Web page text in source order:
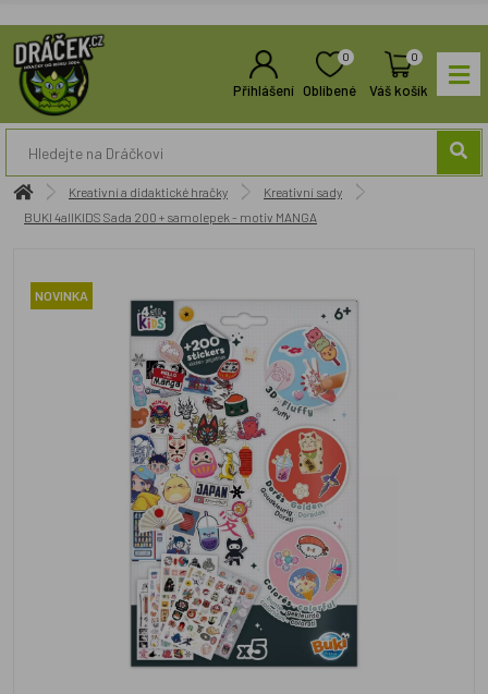
Přihlášení
0
Oblíbené
0
Váš košík
Kreativní a didaktické hračky
Kreativní sady
BUKI 4allKIDS Sada 200 + samolepek - motiv MANGA
NOVINKA